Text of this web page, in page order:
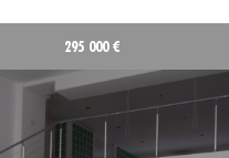
295 000 €